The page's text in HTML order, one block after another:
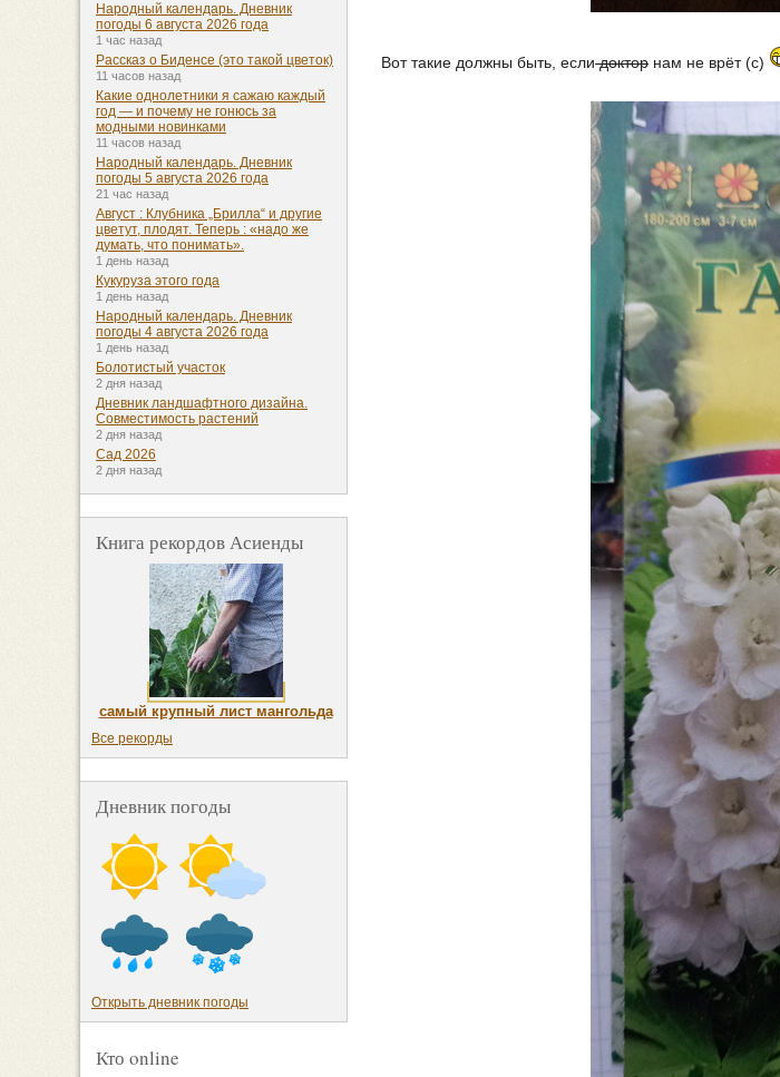
Вот такие должны быть, еслидоктор нам не врёт (с)
Народный календарь. Дневник
погоды 6 августа 2026 года
1 час назад
Рассказ о Биденсе (это такой цветок)
11 часов назад
Какие однолетники я сажаю каждый
год — и почему не гонюсь за
модными новинками
11 часов назад
Народный календарь. Дневник
погоды 5 августа 2026 года
21 час назад
Август : Клубника „Брилла“ и другие
цветут, плодят. Теперь : «надо же
думать, что понимать».
1 день назад
Кукуруза этого года
1 день назад
Народный календарь. Дневник
погоды 4 августа 2026 года
1 день назад
Болотистый участок
2 дня назад
Дневник ландшафтного дизайна.
Совместимость растений
2 дня назад
Сад 2026
2 дня назад
Книга рекордов Асиенды
самый крупный лист мангольда
Все рекорды
Дневник погоды
Открыть дневник погоды
Кто online